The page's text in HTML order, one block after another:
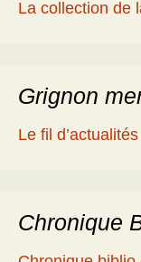
La collection de
Grignon
Le fil d’actualités
Chronique